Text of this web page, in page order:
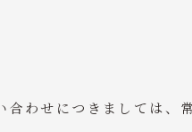
わせにつきましては、